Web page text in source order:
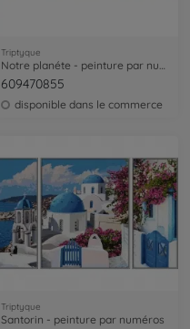
Triptyque
609470855
disponible dans le commerce
Triptyque
Santorin - peinture par numéros